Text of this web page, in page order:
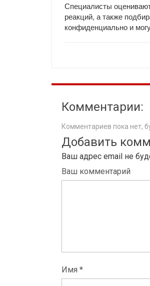
Специалисты
реакций, а также
конфиденциально и
Комментарии:
Комментариев пока нет,
Добавить
Ваш адрес email не
Ваш комментарий
Имя *